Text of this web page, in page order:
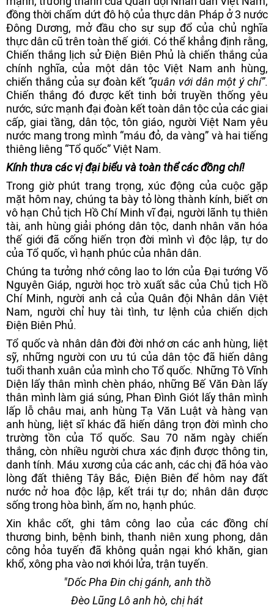
đồng thời chấm dứt đô hộ của thực dân Pháp ở 3 nước
Đông Dương, mở đầu cho sự sụp đổ của chủ nghĩa
thực dân cũ trên toàn thế giới. Có thể khẳng định rằng,
Chiến thắng lịch sử Điện Biên Phủ là chiến thắng của
chính nghĩa, của một dân tộc Việt Nam anh hùng,
chiến thắng của sự đoàn kết “quân với dân một ý chí”.
Chiến thắng đó được kết tinh bởi truyền thống yêu
nước, sức mạnh đại đoàn kết toàn dân tộc của các giai
cấp, giai tầng, dân tộc, tôn giáo, người Việt Nam yêu
nước mang trong mình “máu đỏ, da vàng” và hai tiếng
thiêng liêng “Tổ quốc” Việt Nam.
Kính thưa các vị đại biểu và toàn thể các đồng chí!
Trong giờ phút trang trọng, xúc động của cuộc gặp
mặt hôm nay, chúng ta bày tỏ lòng thành kính, biết ơn
vô hạn Chủ tịch Hồ Chí Minh vĩ đại, người lãnh tụ thiên
tài, anh hùng giải phóng dân tộc, danh nhân văn hóa
thế giới đã cống hiến trọn đời mình vì độc lập, tự do
của Tổ quốc, vì hạnh phúc của nhân dân.
Chúng ta tưởng nhớ công lao to lớn của Đại tướng Võ
Nguyên Giáp, người học trò xuất sắc của Chủ tịch Hồ
Chí Minh, người anh cả của Quân đội Nhân dân Việt
Nam, người chỉ huy tài tình, tư lệnh của chiến dịch
Điện Biên Phủ.
Tổ quốc và nhân dân đời đời nhớ ơn các anh hùng, liệt
sỹ, những người con ưu tú của dân tộc đã hiến dâng
tuổi thanh xuân của mình cho Tổ quốc. Những Tô Vĩnh
Diện lấy thân mình chèn pháo, những Bế Văn Đàn lấy
thân mình làm giá súng, Phan Đình Giót lấy thân mình
lấp lỗ châu mai, anh hùng Tạ Văn Luật và hàng vạn
anh hùng, liệt sĩ khác đã hiến dâng trọn đời mình cho
trường tồn của Tổ quốc. Sau 70 năm ngày chiến
thắng, còn nhiều người chưa xác định được thông tin,
danh tính. Máu xương của các anh, các chị đã hóa vào
lòng đất thiêng Tây Bắc, Điện Biên để hôm nay đất
nước nở hoa độc lập, kết trái tự do; nhân dân được
sống trong hòa bình, ấm no, hạnh phúc.
Xin khắc cốt, ghi tâm công lao của các đồng chí
thương binh, bệnh binh, thanh niên xung phong, dân
công hỏa tuyến đã không quản ngại khó khăn, gian
khổ, xông pha vào nơi khói lửa, trận tuyến.
"Dốc Pha Đin chị gánh, anh thồ
Đèo Lũng Lô anh hò, chị hát